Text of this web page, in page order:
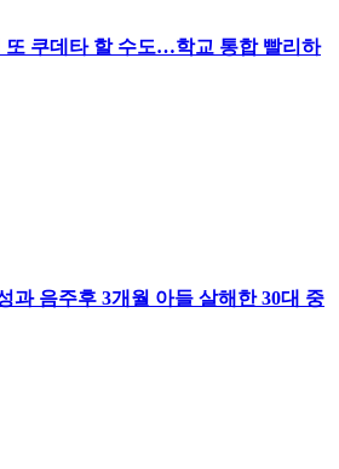
쿠데타 할 수도…학교 통합 빨리하
과 음주후 3개월 아들 살해한 30대 중